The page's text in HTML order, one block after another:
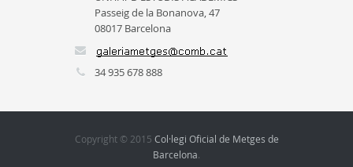
Passeig de la Bonanova, 47
08017 Barcelona
34 935 678 888
Copyright © 2015 Col·legi Oficial de Metges de
Barcelona.